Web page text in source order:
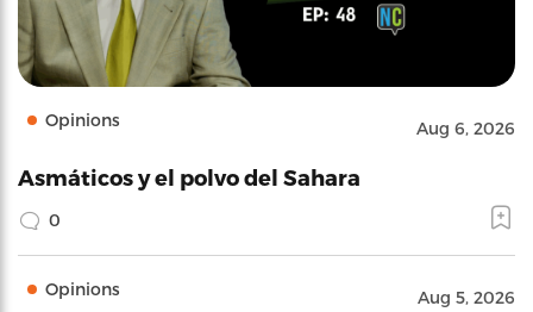
Opinions Aug 6, 2026
Asmáticos y el polvo del Sahara
0
Opinions Aug 5, 2026